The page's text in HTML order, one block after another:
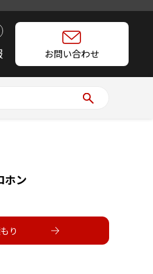
お問い合わせ
ホン
り